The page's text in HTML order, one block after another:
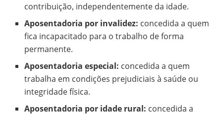
contribuição, independentemente da idade.
Aposentadoria por invalidez: concedida a quem
fica incapacitado para o trabalho de forma
permanente.
Aposentadoria especial: concedida a quem
trabalha em condições prejudiciais à saúde ou
integridade física.
Aposentadoria por idade rural: concedida a